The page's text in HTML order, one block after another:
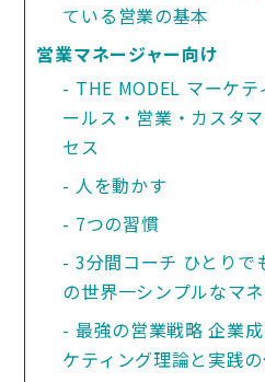
ている営業の基本
営業マネージャー向け
THE MODEL マーケ
ールス・営業・カスタ
セス
人を動かす
7つの習慣
3分間コーチ ひとりで
の世界一シンプルなマ
最強の営業戦略 企業
ケティング理論と実践